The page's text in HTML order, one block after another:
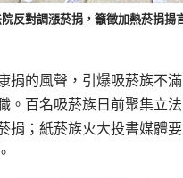
反對調漲菸捐，籲徵加熱菸捐
捐的風聲，引爆吸菸族不
。百名吸菸族日前聚集立
捐；紙菸族火大投書媒體